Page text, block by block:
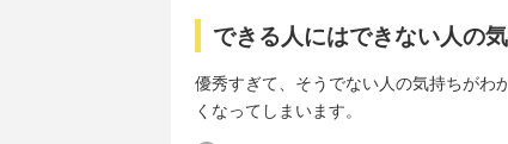
できる人にはできない人の
優秀すぎて、そうでない人の気持ちがわ
くなってしまいます。